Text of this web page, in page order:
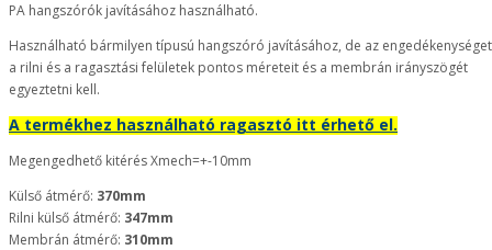
PA hangszórók javításához használható.
Használható bármilyen típusú hangszóró javításához, de az
a rilni és a ragasztási felületek pontos méreteit és a membrán irányszögét
egyeztetni kell.
A termékhez használható ragasztó itt érhető el.
Megengedhető kitérés Xmech=+-10mm
Külső átmérő: 370mm
Rilni külső átmérő: 347mm
Membrán átmérő: 310mm